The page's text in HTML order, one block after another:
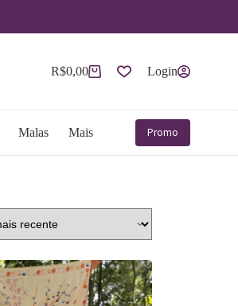
Carrinho
R$0,00 Login
Malas Mais Promo